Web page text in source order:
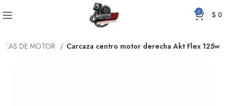
0 $0
DE MOTOR Carcaza centro motor derecha Akt Flex 125w